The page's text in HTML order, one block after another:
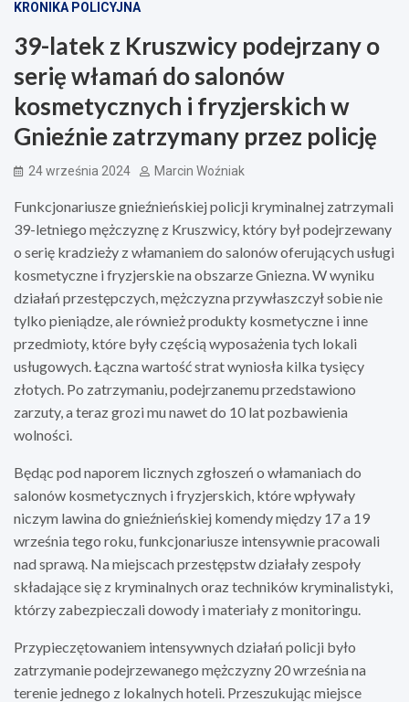
KRONIKA POLICYJNA
39-latek z Kruszwicy podejrzany o
serię włamań do salonów
kosmetycznych i fryzjerskich w
Gnieźnie zatrzymany przez policję
24 września 2024 Marcin Woźniak
Funkcjonariusze gnieźnieńskiej policji kryminalnej zatrzymali
39-letniego mężczyznę z Kruszwicy, który był podejrzewany
o serię kradzieży z włamaniem do salonów oferujących usługi
kosmetyczne i fryzjerskie na obszarze Gniezna. W wyniku
działań przestępczych, mężczyzna przywłaszczył sobie nie
tylko pieniądze, ale również produkty kosmetyczne i inne
przedmioty, które były częścią wyposażenia tych lokali
usługowych. Łączna wartość strat wyniosła kilka tysięcy
złotych. Po zatrzymaniu, podejrzanemu przedstawiono
zarzuty, a teraz grozi mu nawet do 10 lat pozbawienia
wolności.
Będąc pod naporem licznych zgłoszeń o włamaniach do
salonów kosmetycznych i fryzjerskich, które wpływały
niczym lawina do gnieźnieńskiej komendy między 17 a 19
września tego roku, funkcjonariusze intensywnie pracowali
nad sprawą. Na miejscach przestępstw działały zespoły
składające się z kryminalnych oraz techników kryminalistyki,
którzy zabezpieczali dowody i materiały z monitoringu.
Przypieczętowaniem intensywnych działań policji było
zatrzymanie podejrzewanego mężczyzny 20 września na
terenie jednego z lokalnych hoteli. Przeszukując miejsce